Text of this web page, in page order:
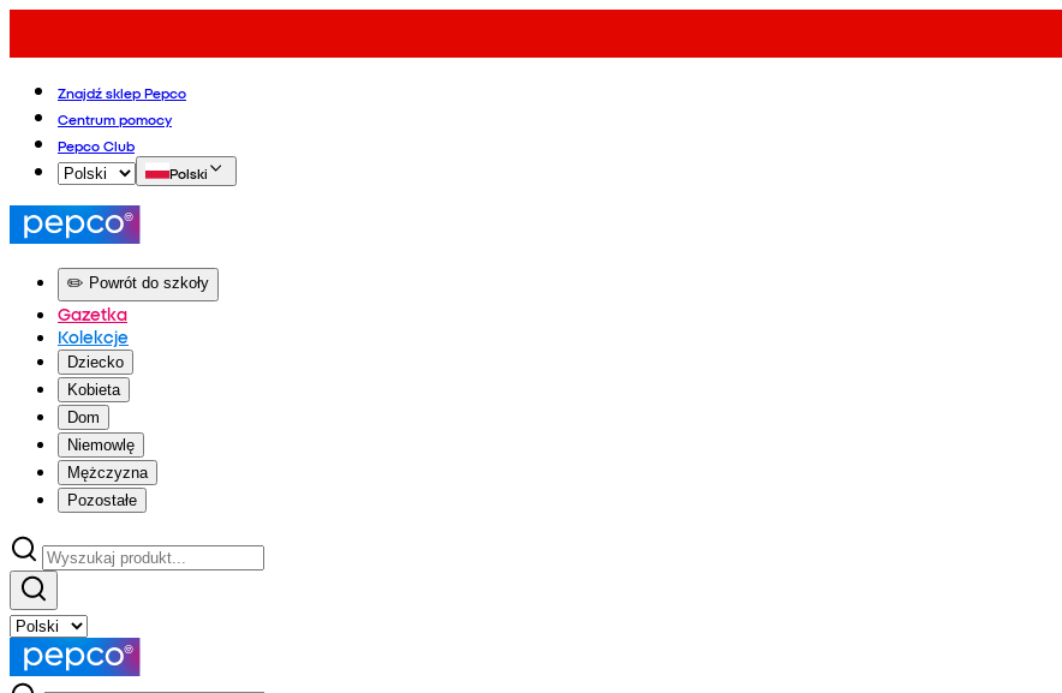
Znajdź sklep Pepco
Centrum pomocy
Pepco Club
Polski
✏️ Powrót do szkoły
Gazetka
Kolekcje
Dziecko
Kobieta
Dom
Niemowlę
Mężczyzna
Pozostałe